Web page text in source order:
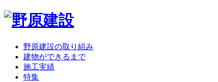
野原建設の取り組み
建物ができるまで
施工実績
特集